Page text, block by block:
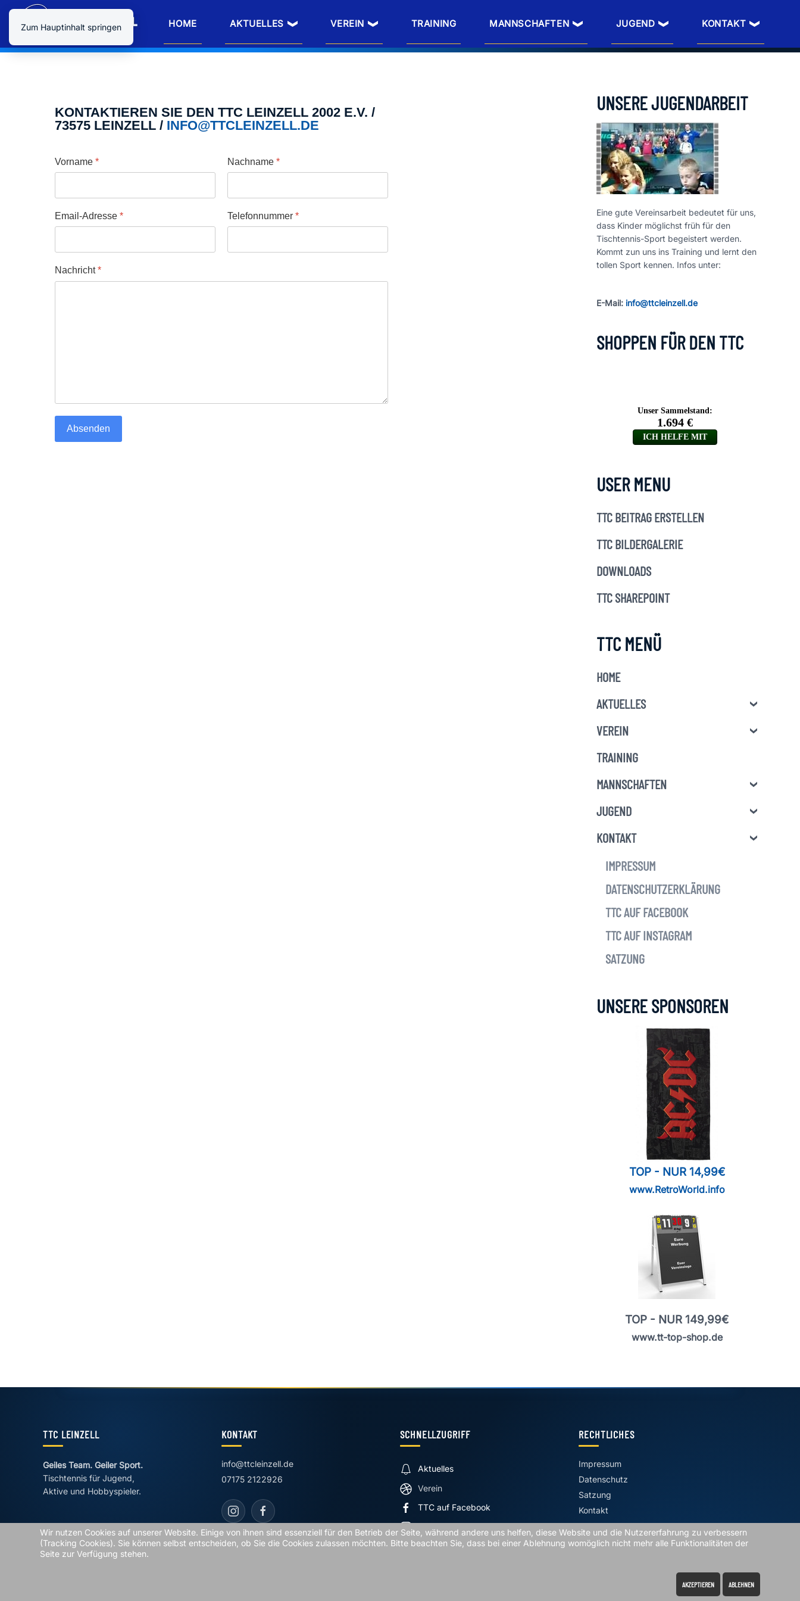
Zum Hauptinhalt springen HOME AKTUELLES VEREIN TRAINING MANNSCHAFTEN JUGEND KONTAKT
KONTAKTIEREN SIE DEN TTC LEINZELL 2002 E.V. /
73575 LEINZELL / INFO@TTCLEINZELL.DE
Vorname * Nachname *
Email-Adresse * Telefonnummer *
Nachricht*
Absenden
UNSERE JUGENDARBEIT
Eine gute Vereinsarbeit bedeutet für uns,
dass Kinder möglichst früh für den
Tischtennis-Sport begeistert werden.
Kommt zun uns ins Training und lernt den
tollen Sport kennen. Infos unter:
E-Mail: info@ttcleinzell.de
SHOPPEN FÜR DEN TTC
USER MENU
TTC BEITRAG ERSTELLEN
TTC BILDERGALERIE
DOWNLOADS
TTC SHAREPOINT
TTC MENÜ
HOME
AKTUELLES
VEREIN
TRAINING
MANNSCHAFTEN
JUGEND
KONTAKT
IMPRESSUM
DATENSCHUTZERKLÄRUNG
TTC AUF FACEBOOK
TTC AUF INSTAGRAM
SATZUNG
UNSERE SPONSOREN
TOP - NUR 14,99€
www.RetroWorld.info
TOP - NUR 149,99€
www.tt-top-shop.de
TTC LEINZELL
Geiles Team. Geiler Sport.
Tischtennis für Jugend,
Aktive und Hobbyspieler.
KONTAKT
info@ttcleinzell.de
07175 2122926
SCHNELLZUGRIFF
Aktuelles
Verein
TTC auf Facebook
TTC auf Instagram
RECHTLICHES
Impressum
Datenschutz
Satzung
Kontakt
Wir nutzen Cookies auf unserer Website. Einige von ihnen sind essenziell für den Betrieb der Seite, während andere uns helfen, diese Website und die Nutzererfahrung zu verbessern
(Tracking Cookies). Sie können selbst entscheiden, ob Sie die Cookies zulassen möchten. Bitte beachten Sie, dass bei einer Ablehnung womöglich nicht mehr alle Funktionalitäten der
Seite zur Verfügung stehen.
AKZEPTIEREN ABLEHNEN